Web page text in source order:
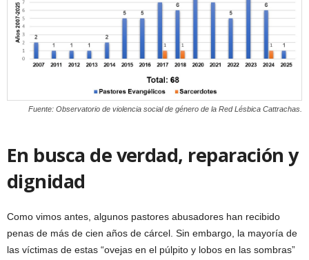
Fuente: Observatorio de violencia social de género de la Red Lésbica Cattrachas.
En busca de verdad, reparación y
dignidad
Como vimos antes, algunos pastores abusadores han recibido
penas de más de cien años de cárcel. Sin embargo, la mayoría de
las víctimas de estas “ovejas en el púlpito y lobos en las sombras”